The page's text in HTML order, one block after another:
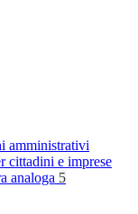
amministrativi
cittadini e imprese
analoga 5